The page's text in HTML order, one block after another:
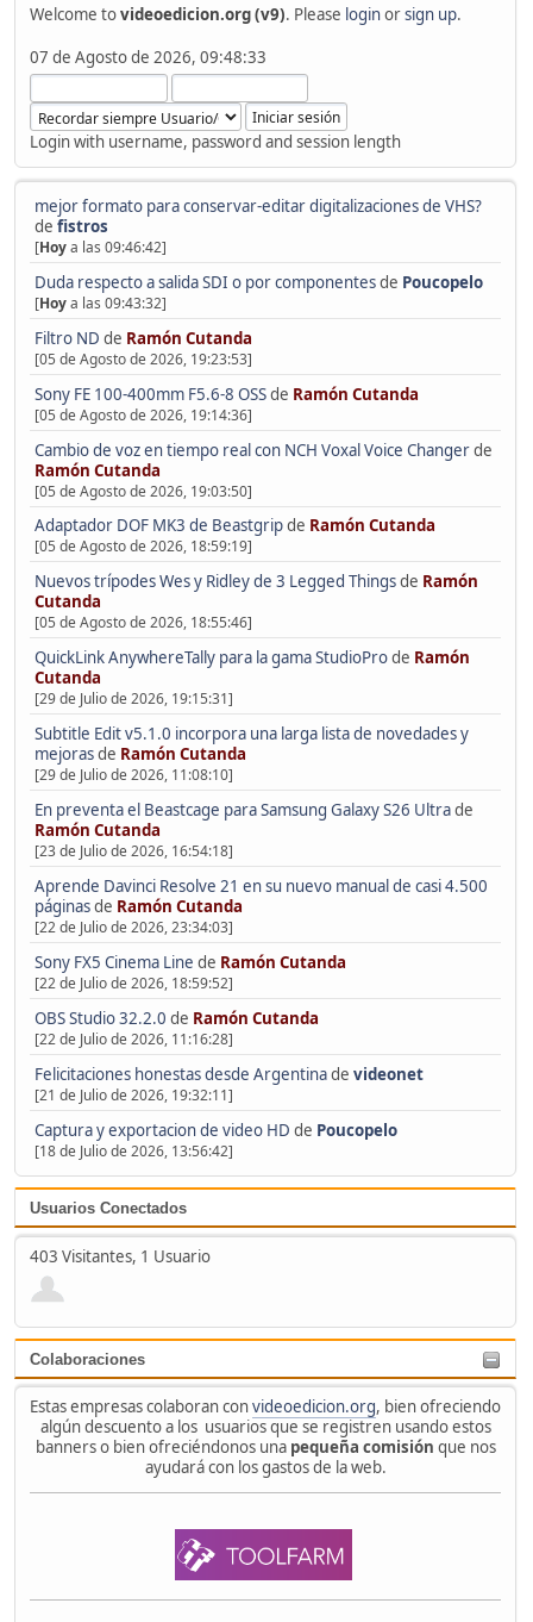
Welcome tovideoedicion.org (v9). Please loginorsign up.
07 de Agosto de 2026, 09:48:33
Login with username, password and session length
mejor formato para conservar-editar digitalizaciones de VHS?
de fistros
[Hoya las 09:46:42]
Duda respecto a salida SDI o por componentesde Poucopelo
[Hoya las 09:43:32]
Filtro ND de Ramón Cutanda
[05 de Agosto de 2026, 19:23:53]
Sony FE 100-400mm F5.6-8 OSSde Ramón Cutanda
[05 de Agosto de 2026, 19:14:36]
Cambio de voz en tiempo real con NCH Voxal Voice Changerde
Ramón Cutanda
[05 de Agosto de 2026, 19:03:50]
Adaptador DOF MK3 de Beastgripde Ramón Cutanda
[05 de Agosto de 2026, 18:59:19]
Nuevos trípodes Wes y Ridley de 3 Legged Thingsde Ramón
Cutanda
[05 de Agosto de 2026, 18:55:46]
QuickLink AnywhereTally para la gama StudioProde Ramón
Cutanda
[29 de Julio de 2026, 19:15:31]
Subtitle Edit v5.1.0 incorpora una larga lista de novedades y
mejorasde Ramón Cutanda
[29 de Julio de 2026, 11:08:10]
En preventa el Beastcage para Samsung Galaxy S26 Ultrade
Ramón Cutanda
[23 de Julio de 2026, 16:54:18]
Aprende Davinci Resolve 21 en su nuevo manual de casi 4.500
páginasde Ramón Cutanda
[22 de Julio de 2026, 23:34:03]
Sony FX5 Cinema Line de Ramón Cutanda
[22 de Julio de 2026, 18:59:52]
OBS Studio 32.2.0 de Ramón Cutanda
[22 de Julio de 2026, 11:16:28]
Felicitaciones honestas desde Argentinade videonet
[21 de Julio de 2026, 19:32:11]
Captura y exportacion de video HD de Poucopelo
[18 de Julio de 2026, 13:56:42]
Usuarios Conectados
403 Visitantes, 1 Usuario
Colaboraciones
Estas empresas colaboran convideoedicion.org, bien ofreciendo
algún descuento a los usuarios que se registren usando estos
banners o bien ofreciéndonos una pequeña comisión que nos
ayudará con los gastos de la web.